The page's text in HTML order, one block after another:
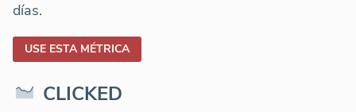
días.
USE ESTA MÉTRICA
CLICKED